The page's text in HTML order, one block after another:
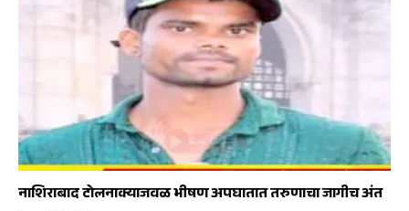
नाशिराबाद टोलनाक्याजवळ भीषण अपघातात तरुणाचा जागीच अंत